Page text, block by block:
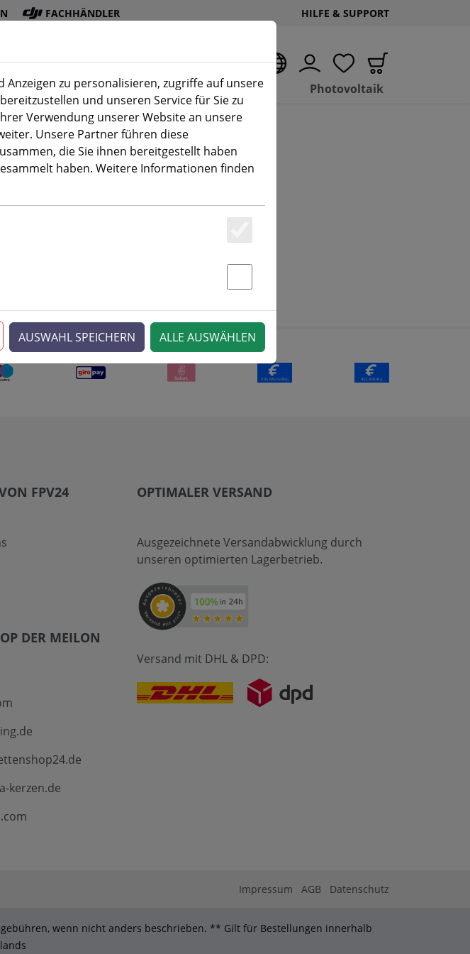
FACHHÄNDLER HILFE & SUPPORT
DE
Schaltaktoren Hubs Photovoltaik
FPV24
DER MEILON
kerzen.de
OPTIMALER VERSAND
Ausgezeichnete Versandabwicklung durch
unseren optimierten Lagerbetrieb.
Versand mit DHL & DPD:
Impressum AGB Datenschutz
wenn nicht anders beschrieben. ** Gilt für Bestellungen innerhalb
zu personalisieren, zugriffe auf unsere
und unseren Service für Sie zu
Verwendung unserer Website an unsere
Unsere Partner führen diese
die Sie ihnen bereitgestellt haben
haben. Weitere Informationen finden
AUSWAHL SPEICHERN ALLE AUSWÄHLEN